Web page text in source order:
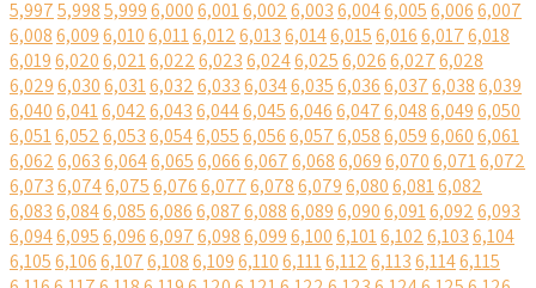
5,9975,9985,9996,0006,0016,0026,0036,0046,0056,0066,007
6,0086,0096,0106,0116,0126,0136,0146,0156,0166,0176,018
6,0196,0206,0216,0226,0236,0246,0256,0266,0276,028
6,0296,0306,0316,0326,0336,0346,0356,0366,0376,0386,039
6,0406,0416,0426,0436,0446,0456,0466,0476,0486,0496,050
6,0516,0526,0536,0546,0556,0566,0576,0586,0596,0606,061
6,0626,0636,0646,0656,0666,0676,0686,0696,0706,0716,072
6,0736,0746,0756,0766,0776,0786,0796,0806,0816,082
6,0836,0846,0856,0866,0876,0886,0896,0906,0916,0926,093
6,0946,0956,0966,0976,0986,0996,1006,1016,1026,1036,104
6,1056,1066,1076,1086,1096,1106,1116,1126,1136,1146,115